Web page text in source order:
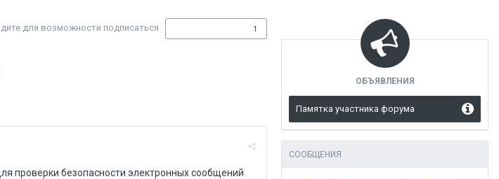
для возможности подписаться 1
проверки безопасности электронных сообщений
ОБЪЯВЛЕНИЯ
Памятка участника форума
СООБЩЕНИЯ